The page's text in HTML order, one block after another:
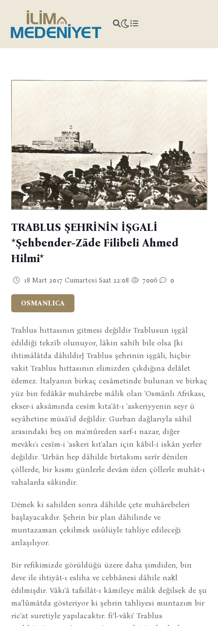
TRABLUS ŞEHRİNİN İŞGALİ
*Şehbender-Zāde Filibeli Ahmed
Hilmi*
18 Mart 2017 Cumartesi Saat 22:08 7006 0
OSMANLICA
Trablus hıttasının gitmesi değildir Trablusun işgâl
ėdildiği tekzîb olunuyor, lâkin sahîh bile olsa [ki
ihtimâlâtda dâhildir] Trablus şehrinin işgâli, hiçbir
vakit Trablus hıttasının elimizden çıkdığına delâlet
ėdemez. İtalyanın birkaç cesâmetinde bulunan ve birkaç
yüz bin fedâkâr muhârebe mâlik olan ʿOsmânlı Afrikası,
ekser-i aksâmında cesîm kıtaʿât-ı ʿaskeriyyenin seyr ü
seyâhetine müsâʿid değildir. Gurban dağlarıyla sâhil
arasındaki beş on maʿmûreden sarf-ı nazar, diğer
mevâkıʿı cesîm-i ʿaskeri kıtʿaları için kâbil-i iskân yerler
değildir. ʿUrbân hep dâhilde birtakımı serîr dėnilen
çöllerde, bir kısmı günlerle devâm ėden çöllerle muhât-ı
vahalarda sâkindir.
Dėmek ki sahilden sonra dâhilde çete muhârebeleri
başlayacakdır. Şehrin bir plan dâhilinde ve
muntazaman çekilmek usûlüyle tahliye edileceği
anlaşılıyor.
Bir refikimizde görüldüğü üzere daha şimdiden, bin
deve ile ihtiyât-ı esliha ve cebhânesi dâhile naḳl
ėdilmişdir. Vâkıʿâ tafsîlât-ı kâmileye mâlik değilsek de şu
maʿlûmâtda gösteriyor ki şehrin tahliyesi muntazım bir
ricʿat suretiyle yapılacaktır. fi’l-vâkiʿ Trablus